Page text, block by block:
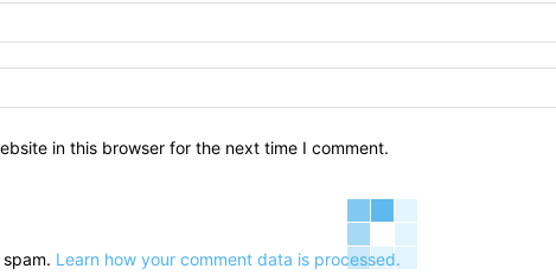
in this browser for the next time I comment.
Learn how your comment data is processed.